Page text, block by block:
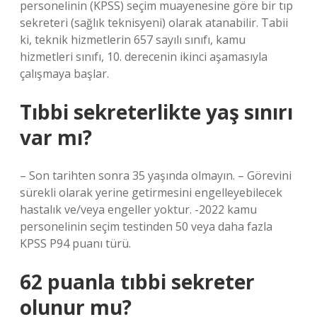
personelinin (KPSS) seçim muayenesine göre bir tıp
sekreteri (sağlık teknisyeni) olarak atanabilir. Tabii
ki, teknik hizmetlerin 657 sayılı sınıfı, kamu
hizmetleri sınıfı, 10. derecenin ikinci aşamasıyla
çalışmaya başlar.
Tıbbi sekreterlikte yaş sınırı
var mı?
– Son tarihten sonra 35 yaşında olmayın. – Görevini
sürekli olarak yerine getirmesini engelleyebilecek
hastalık ve/veya engeller yoktur. -2022 kamu
personelinin seçim testinden 50 veya daha fazla
KPSS P94 puanı türü.
62 puanla tıbbi sekreter
olunur mu?